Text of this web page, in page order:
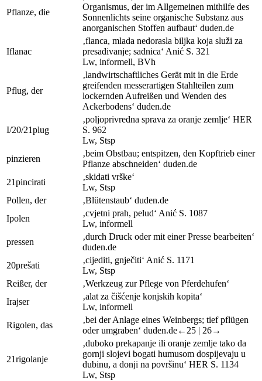
Pflanze, die
Organismus, der im Allgemeinen mithilfe des
Sonnenlichts seine organische Substanz aus
anorganischen Stoffen aufbaut‘ duden.de
Iflanac
‚flanca, mlada nedorasla biljka koja služi za
presađivanje; sadnica‘ Anić S. 321
Lw, informell, BVh
Pflug, der
‚landwirtschaftliches Gerät mit in die Erde
greifenden messerartigen Stahlteilen zum
lockernden Aufreißen und Wenden des
Ackerbodens‘ duden.de
I/20/21plug
‚poljoprivredna sprava za oranje zemlje‘ HER
S. 962
Lw, Stsp
pinzieren
‚beim Obstbau; entspitzen, den Kopftrieb einer
Pflanze abschneiden‘ duden.de
21pincirati
‚skidati vrške‘
Lw, Stsp
Pollen, der
‚Blütenstaub‘ duden.de
Ipolen
‚cvjetni prah, pelud‘ Anić S. 1087
Lw, informell
pressen
‚durch Druck oder mit einer Presse bearbeiten‘
duden.de
20prešati
‚cijediti, gnječiti‘ Anić S. 1171
Lw, Stsp
Reißer, der
‚Werkzeug zur Pflege von Pferdehufen‘
Irajser
‚alat za čišćenje konjskih kopita‘
Lw, informell
Rigolen, das
‚bei der Anlage eines Weinbergs; tief pflügen
oder umgraben‘ duden.de←25 | 26→
21rigolanje
‚duboko prekapanje ili oranje zemlje tako da
gornji slojevi bogati humusom dospijevaju u
dubinu, a donji na površinu‘ HER S. 1134
Lw, Stsp